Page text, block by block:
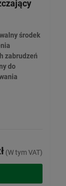
środek
zabrudzeń
do
(W tym VAT)